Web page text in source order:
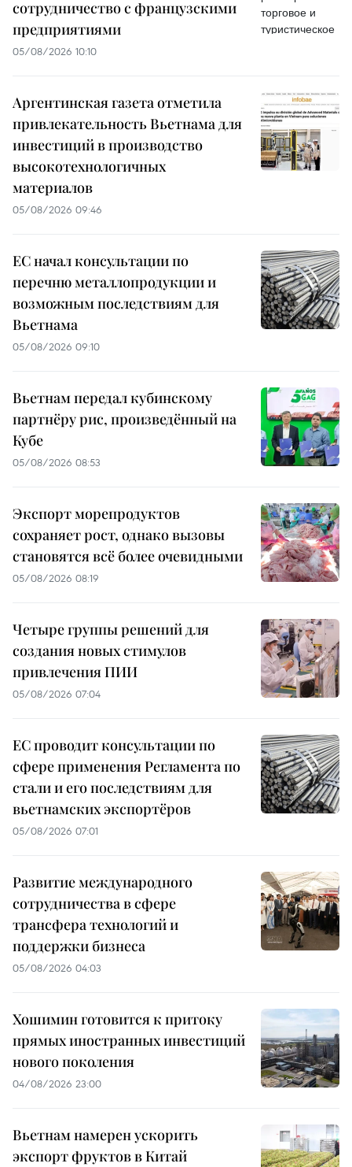
сотрудничество с французскими
предприятиями
05/08/2026 10:10
Аргентинская газета отметила
привлекательность Вьетнама для
инвестиций в производство
высокотехнологичных
материалов
05/08/2026 09:46
ЕС начал консультации по
перечню металлопродукции и
возможным последствиям для
Вьетнама
05/08/2026 09:10
Вьетнам передал кубинскому
партнёру рис, произведённый на
Кубе
05/08/2026 08:53
Экспорт морепродуктов
сохраняет рост, однако вызовы
становятся всё более очевидными
05/08/2026 08:19
Четыре группы решений для
создания новых стимулов
привлечения ПИИ
05/08/2026 07:04
ЕС проводит консультации по
сфере применения Регламента по
стали и его последствиям для
вьетнамских экспортёров
05/08/2026 07:01
Развитие международного
сотрудничества в сфере
трансфера технологий и
поддержки бизнеса
05/08/2026 04:03
Хошимин готовится к притоку
прямых иностранных инвестиций
нового поколения
04/08/2026 23:00
Вьетнам намерен ускорить
экспорт фруктов в Китай